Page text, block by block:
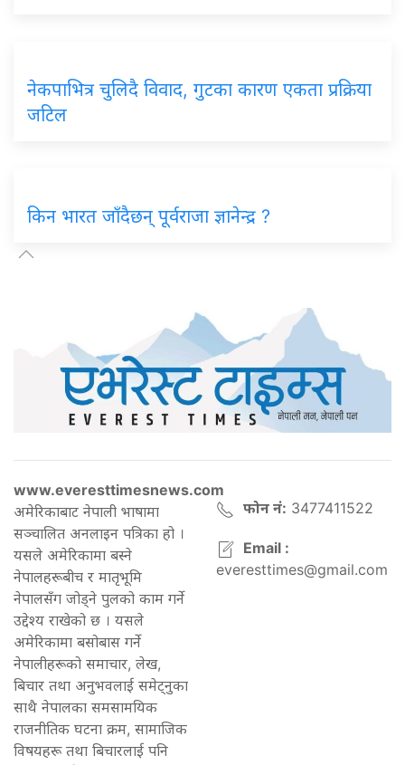
नेकपाभित्र चुलिदै विवाद, गुटका कारण एकता प्रक्रिया
जटिल
किन भारत जाँदैछन् पूर्वराजा ज्ञानेन्द्र ?
www.everesttimesnews.com
अमेरिकाबाट नेपाली भाषामा
सञ्चालित अनलाइन पत्रिका हो ।
यसले अमेरिकामा बस्ने
नेपालहरूबीच र मातृभूमि
नेपालसँग जोड्ने पुलको काम गर्ने
उद्देश्य राखेको छ । यसले
अमेरिकामा बसोबास गर्ने
नेपालीहरूको समाचार, लेख,
बिचार तथा अनुभवलाई समेट्नुका
साथै नेपालका समसामयिक
राजनीतिक घटना क्रम, सामाजिक
विषयहरू तथा बिचारलाई पनि
फोन नं: 3477411522
Email :
everesttimes@gmail.com